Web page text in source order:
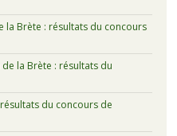
la Brète : résultats du concours
de la Brète : résultats du
du concours de